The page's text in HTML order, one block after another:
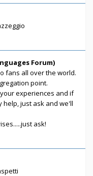
Forum)
fans all over the world.
point.
experiences and if
help, just ask and we'll
ask!